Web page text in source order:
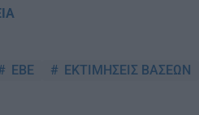
ΕΒΕ ΕΚΤΙΜΗΣΕΙΣ ΒΑΣΕΩΝ